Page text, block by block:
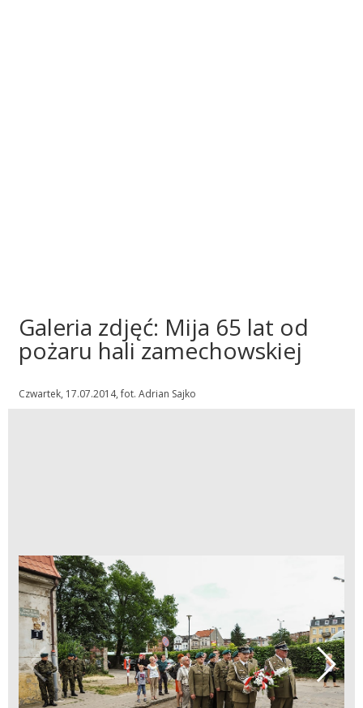
Galeria zdjęć: Mija 65 lat od
pożaru hali zamechowskiej
Czwartek, 17.07.2014, fot. Adrian Sajko